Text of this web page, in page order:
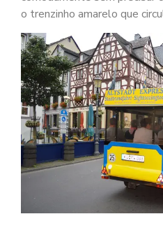
o trenzinho amarelo que